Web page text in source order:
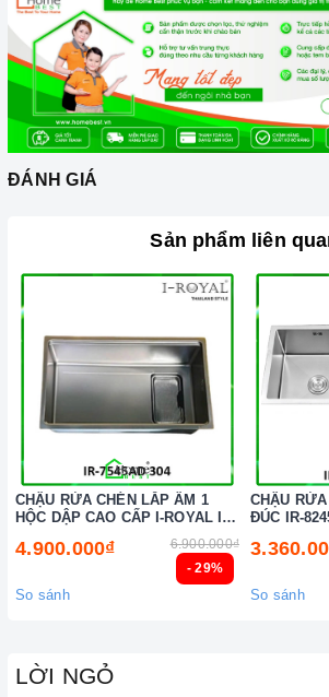
ĐÁNH GIÁ
Sản phẩm liên
- 29%
CHẬU RỬA CHÉN LẮP ÂM 1
HỘC DẬP CAO CẤP I-ROYAL IR-
4.900.000₫ 6.900.000₫
So sánh
CHẬU
ĐÚC IR-
So sánh
LỜI NGỎ